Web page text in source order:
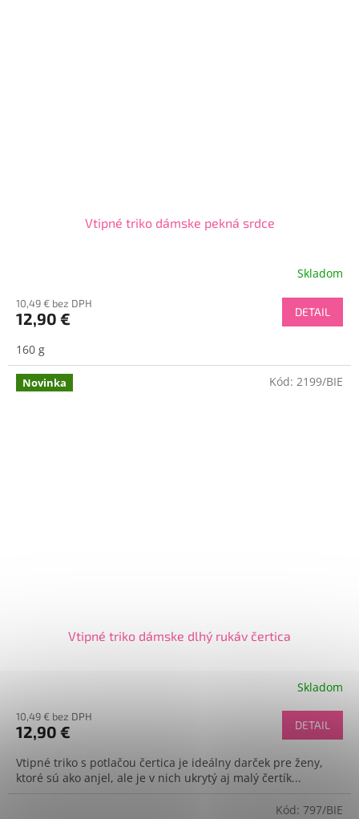
Vtipné triko dámske pekná srdce
Skladom
10,49 € bez DPH
12,90 € DETAIL
160 g
Novinka
Vtipné triko dámske dlhý rukáv čertica
Skladom
10,49 € bez DPH
12,90 € DETAIL
Vtipné triko s potlačou čertica je ideálny darček pre ženy,
ktoré sú ako anjel, ale je v nich ukrytý aj malý čertík...
Kód: 2199/BIE
Kód: 797/BIE